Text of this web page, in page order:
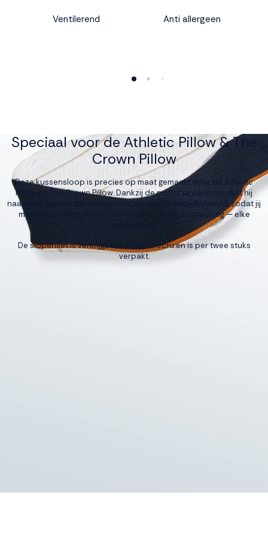
Ventilerend Anti allergeen
Speciaal voor de Athletic Pillow & The
Crown Pillow
Deze kussensloop is precies op maat gemaakt voor de Athletic
Pillow en The Crown Pillow. Dankzij de perfecte pasvorm sluit hij
naadloos aan op de unieke vorm van beide hoofdkussens, zodat jij
maximaal profiteert van hun comfort en ondersteuning — elke
nacht weer.
De slopenset is verkrijgbaar in wit en ecru en is per twee stuks
verpakt.